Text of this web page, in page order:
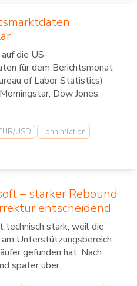
die US-
für dem Berichtsmonat
of Labor Statistics)
Dow Jones,
USD
Lohninflation
– starker Rebound
entscheidend
technisch stark, weil die
Unterstützungsbereich
gefunden hat. Nach
später über...